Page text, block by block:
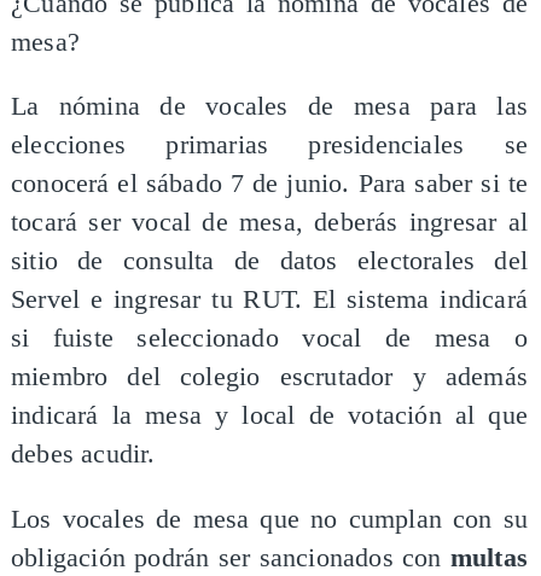
mesa?
La nómina de vocales de mesa para las
elecciones primarias presidenciales se
conocerá el sábado 7 de junio. Para saber si te
tocará ser vocal de mesa, deberás ingresar al
sitio de consulta de datos electorales del
Servel e ingresar tu RUT. El sistema indicará
si fuiste seleccionado vocal de mesa o
miembro del colegio escrutador y además
indicará la mesa y local de votación al que
debes acudir.
Los vocales de mesa que no cumplan con su
obligación podrán ser sancionados con multas